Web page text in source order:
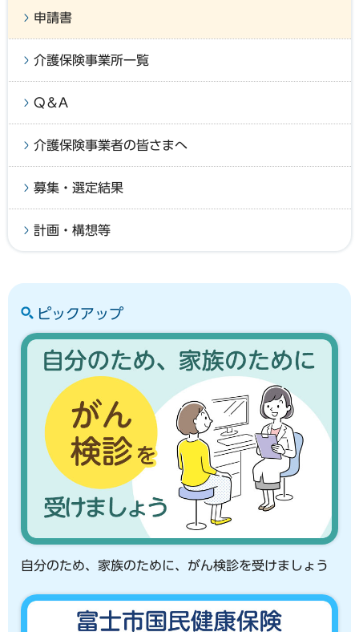
申請書
介護保険事業所一覧
Q＆A
介護保険事業者の皆さまへ
募集・選定結果
計画・構想等
ピックアップ
自分のため、家族のために、がん検診を受けましょう